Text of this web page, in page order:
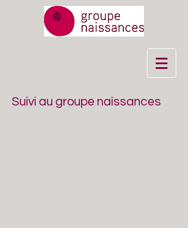
Suivi au groupe naissances